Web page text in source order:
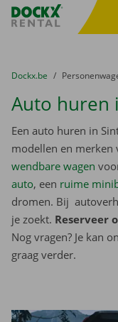
Fratello DEMO
U bevindt zich hier:
van
Dockx.be naar
Auto huren
Een auto huren in
modellen en merken
wendbare wagen
auto, een ruime
dromen. Bij
je zoekt. Reserveer
Nog vragen? Je kan
graag verder.